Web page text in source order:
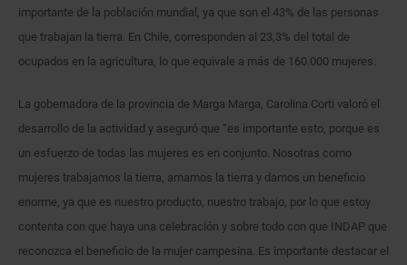
importante de la población mundial, ya que son el 43% de las personas
que trabajan la tierra. En Chile, corresponden al 23,3% del total de
ocupados en la agricultura, lo que equivale a más de 160.000 mujeres.
La gobernadora de la provincia de Marga Marga, Carolina Corti valoró el
desarrollo de la actividad y aseguró que “es importante esto, porque es
un esfuerzo de todas las mujeres es en conjunto. Nosotras como
mujeres trabajamos la tierra, amamos la tierra y damos un beneficio
enorme, ya que es nuestro producto, nuestro trabajo, por lo que estoy
contenta con que haya una celebración y sobre todo con que INDAP que
reconozca el beneficio de la mujer campesina. Es importante destacar el